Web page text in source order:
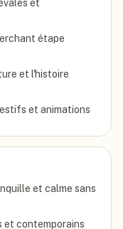
et
étape
et l'histoire
et animations
et calme sans
et contemporains